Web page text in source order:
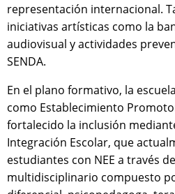
representación internacional.
iniciativas artísticas como la
audiovisual y actividades
SENDA.
En el plano formativo, la
como Establecimiento
fortalecido la inclusión
Integración Escolar, que
estudiantes con NEE a través
multidisciplinario compuesto